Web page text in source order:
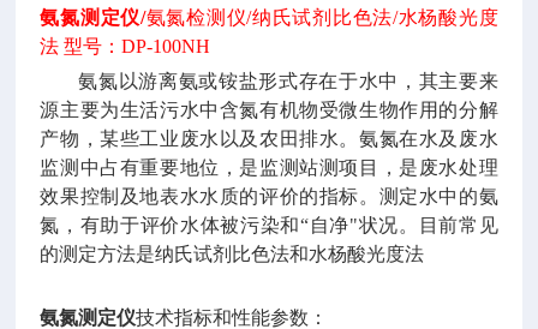
氨氮测定仪/氨氮检测仪/纳氏试剂比色法/水杨酸光度
法 型号：DP-100NH
氨氮以游离氨或铵盐形式存在于水中，其主要来
源主要为生活污水中含氮有机物受微生物作用的分解
产物，某些工业废水以及农田排水。氨氮在水及废水
监测中占有重要地位，是监测站测项目，是废水处理
效果控制及地表水水质的评价的指标。测定水中的氨
氮，有助于评价水体被污染和“自净"状况。目前常见
的测定方法是纳氏试剂比色法和水杨酸光度法
氨氮测定仪技术指标和性能参数：